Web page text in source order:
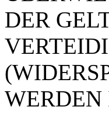
DER
WERDEN